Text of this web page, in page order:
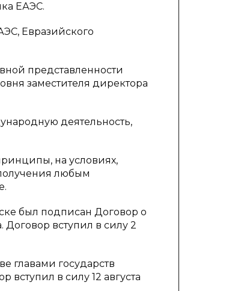
ЕАЭС.
Евразийского
представленности
заместителя директора
деятельность,
на условиях,
любым
был подписан Договор о
вступил в силу 2
главами государств
в силу 12 августа